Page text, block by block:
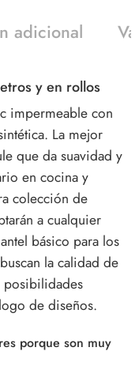
adicional
y en rollos
impermeable con
La mejor
que da suavidad y
en cocina y
colección de
a cualquier
básico para los
la calidad de
posibilidades
de diseños.
porque son muy